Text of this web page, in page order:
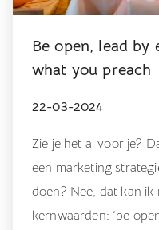
Be open, lead by
what you preach
22-03-2024
Zie je het al voor je?
een marketing
doen? Nee, dat kan ik
kernwaarden: ‘be